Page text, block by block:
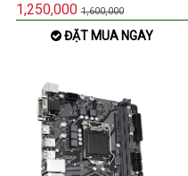
1,250,000 1,600,000
ĐẶT MUA NGAY